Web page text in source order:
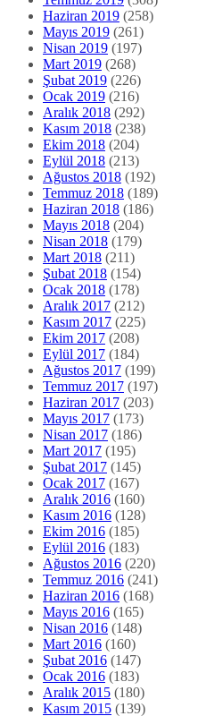
Haziran 2019 (258)
Mayıs 2019 (261)
Nisan 2019 (197)
Mart 2019 (268)
Şubat 2019 (226)
Ocak 2019 (216)
Aralık 2018 (292)
Kasım 2018 (238)
Ekim 2018 (204)
Eylül 2018 (213)
Ağustos 2018 (192)
Temmuz 2018 (189)
Haziran 2018 (186)
Mayıs 2018 (204)
Nisan 2018 (179)
Mart 2018 (211)
Şubat 2018 (154)
Ocak 2018 (178)
Aralık 2017 (212)
Kasım 2017 (225)
Ekim 2017 (208)
Eylül 2017 (184)
Ağustos 2017 (199)
Temmuz 2017 (197)
Haziran 2017 (203)
Mayıs 2017 (173)
Nisan 2017 (186)
Mart 2017 (195)
Şubat 2017 (145)
Ocak 2017 (167)
Aralık 2016 (160)
Kasım 2016 (128)
Ekim 2016 (185)
Eylül 2016 (183)
Ağustos 2016 (220)
Temmuz 2016 (241)
Haziran 2016 (168)
Mayıs 2016 (165)
Nisan 2016 (148)
Mart 2016 (160)
Şubat 2016 (147)
Ocak 2016 (183)
Aralık 2015 (180)
Kasım 2015 (139)